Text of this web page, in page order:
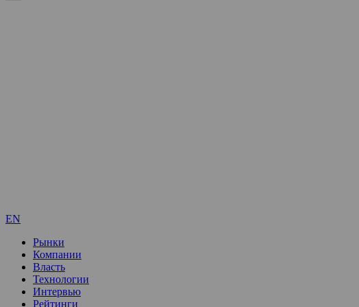
EN
Рынки
Компании
Власть
Технологии
Интервью
Рейтинги